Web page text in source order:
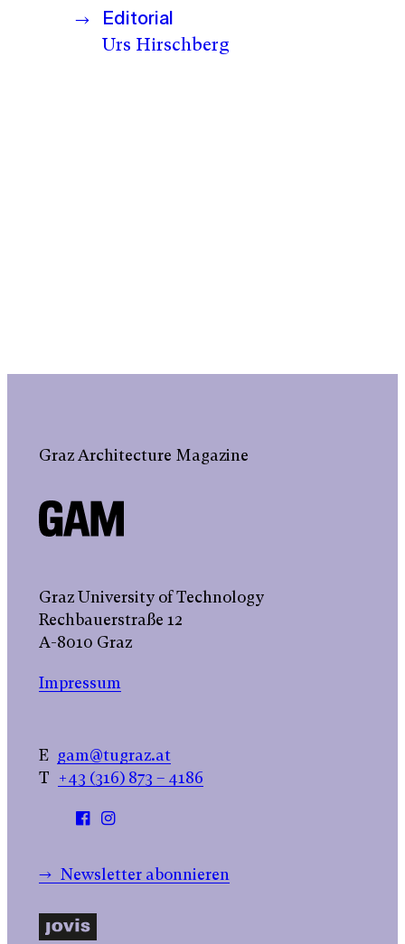
Editorial
Urs Hirschberg
Graz Architecture Magazine
Graz University of Technology
Rechbauerstraße 12
A-8010 Graz
Impressum
E gam@tugraz.at
T +43 (316) 873 – 4186
→ Newsletter abonnieren